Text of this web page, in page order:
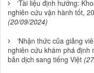
‘Tài liệu định hướng:
nghiên cứu vận hành tốt,
(20/09/2024)
‘Nhận thức của giảng
nghiên cứu khám phá định
bản dịch sang tiếng Việt